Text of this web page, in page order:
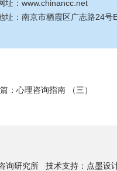
址：www.chinancc.net
址：南京市栖霞区广志路24号
： 心理咨询指南 （三）
询研究所 技术支持：点墨设